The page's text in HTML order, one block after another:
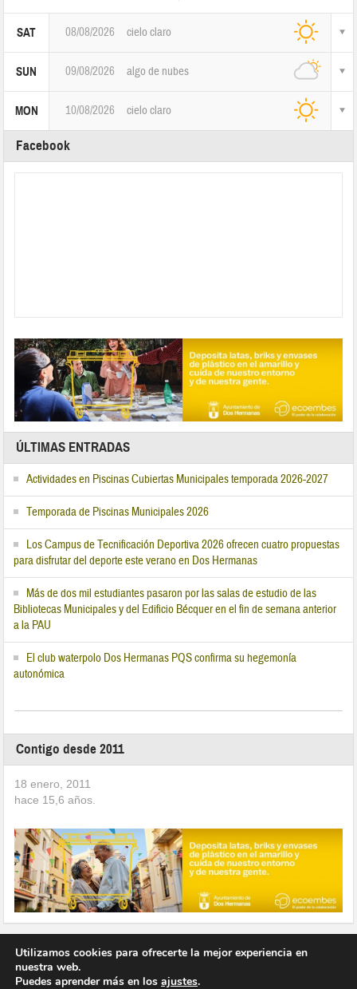
SAT 08/08/2026 cielo claro
SUN 09/08/2026 algo de nubes
MON 10/08/2026 cielo claro
Facebook
ÚLTIMAS ENTRADAS
Actividades en Piscinas Cubiertas Municipales temporada 2026-2027
Temporada de Piscinas Municipales 2026
Los Campus de Tecnificación Deportiva 2026 ofrecen cuatro propuestas
para disfrutar del deporte este verano en Dos Hermanas
Más de dos mil estudiantes pasaron por las salas de estudio de las
Bibliotecas Municipales y del Edificio Bécquer en el fin de semana anterior
a la PAU
El club waterpolo Dos Hermanas PQS confirma su hegemonía
autonómica
Contigo desde 2011
18 enero, 2011
hace 15,6 años.
Utilizamos cookies para ofrecerte la mejor experiencia en
nuestra web.
Puedes aprender más en los ajustes.